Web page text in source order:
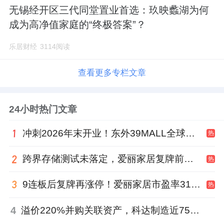
无锡经开区三代同堂置业首选：玖映蠡湖为何
成为高净值家庭的“终极答案”？
乐居财经 3114阅读
查看更多专栏文章
24小时热门文章
冲刺2026年末开业！东外39MALL全球招商启幕，重构东直门商圈格局 热
跨界存储测试未落定，爱丽家居复牌前自揭多重风险 热
9连板后复牌再涨停！爱丽家居市盈率318倍，跨界收购案尚未落地 热
4 溢价220%并购关联资产，科达制造近75亿元重组被否